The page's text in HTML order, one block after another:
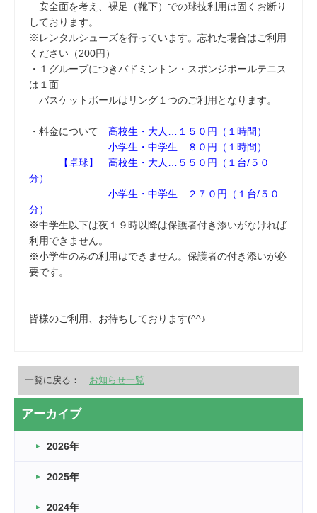
安全面を考え、裸足（靴下）での球技利用は固くお断り
しております。
※レンタルシューズを行っています。忘れた場合はご利用
ください（200円）
・１グループにつきバドミントン・スポンジボールテニス
は１面
バスケットボールはリング１つのご利用となります。
・料金について 高校生・大人…１５０円（１時間）
小学生・中学生…８０円（１時間）
【卓球】 高校生・大人…５５０円（１台/５０
分）
小学生・中学生…２７０円（１台/５０
分）
※中学生以下は夜１９時以降は保護者付き添いがなければ
利用できません。
※小学生のみの利用はできません。保護者の付き添いが必
要です。
皆様のご利用、お待ちしております(^^♪
一覧に戻る： お知らせ一覧
アーカイブ
2026年
2025年
2024年